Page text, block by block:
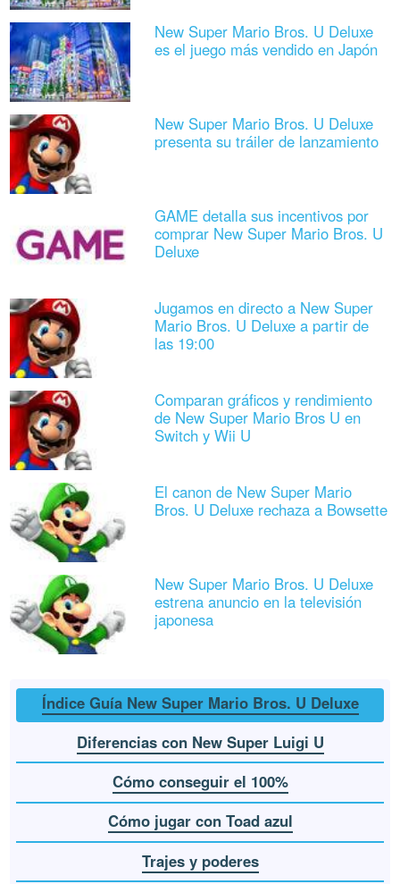
New Super Mario Bros. U Deluxe
es el juego más vendido en Japón
New Super Mario Bros. U Deluxe
presenta su tráiler de lanzamiento
GAME detalla sus incentivos por
comprar New Super Mario Bros. U
Deluxe
Jugamos en directo a New Super
Mario Bros. U Deluxe a partir de
las 19:00
Comparan gráficos y rendimiento
de New Super Mario Bros U en
Switch y Wii U
El canon de New Super Mario
Bros. U Deluxe rechaza a Bowsette
New Super Mario Bros. U Deluxe
estrena anuncio en la televisión
japonesa
Índice Guía New Super Mario Bros. U Deluxe
Diferencias con New Super Luigi U
Cómo conseguir el 100%
Cómo jugar con Toad azul
Trajes y poderes